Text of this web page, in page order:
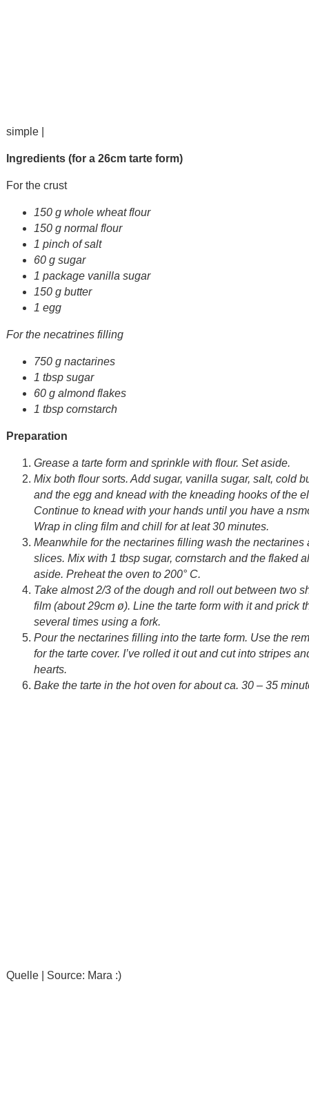
simple |
Ingredients (for a 26cm tarte form)
For the crust
150 g whole wheat flour
150 g normal flour
1 pinch of salt
60 g sugar
1 package vanilla sugar
150 g butter
1 egg
For the necatrines filling
750 g nactarines
1 tbsp sugar
60 g almond flakes
1 tbsp cornstarch
Preparation
Grease a tarte form and sprinkle with flour. Set aside.
Mix both flour sorts. Add sugar, vanilla sugar, salt, cold
and the egg and knead with the kneading hooks of the
Continue to knead with your hands until you have a
Wrap in cling film and chill for at leat 30 minutes.
Meanwhile for the nectarines filling wash the nectarines
slices. Mix with 1 tbsp sugar, cornstarch and the flaked
aside. Preheat the oven to 200° C.
Take almost 2/3 of the dough and roll out between two
film (about 29cm ø). Line the tarte form with it and prick
several times using a fork.
Pour the nectarines filling into the tarte form. Use the
for the tarte cover. I’ve rolled it out and cut into stripes
hearts.
Bake the tarte in the hot oven for about ca. 30 – 35
Quelle | Source: Mara :)